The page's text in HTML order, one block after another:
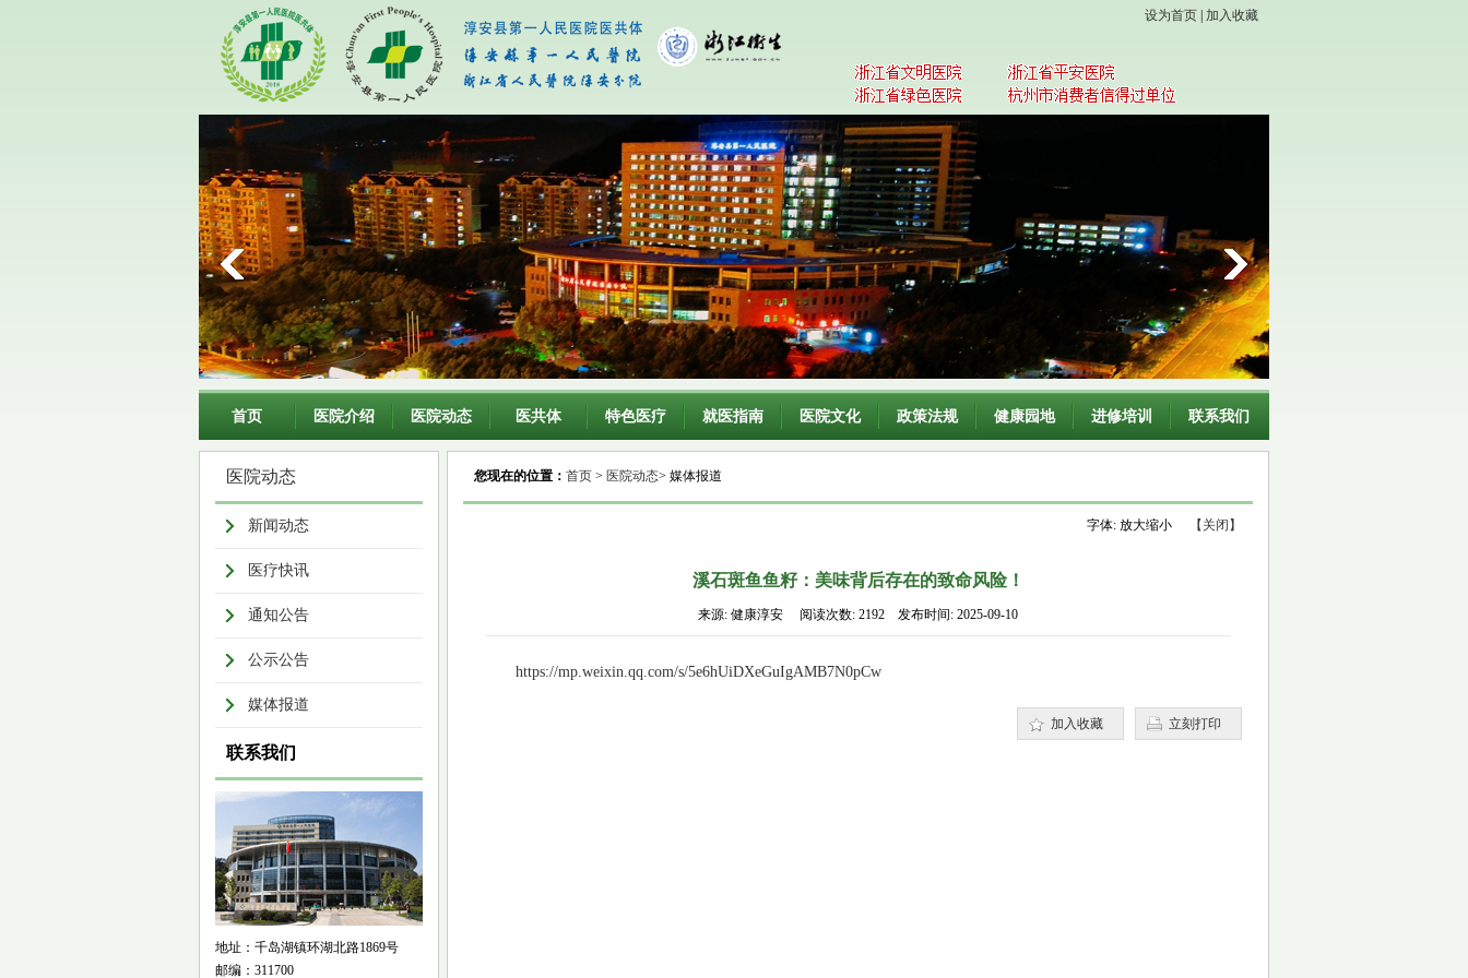
设为首页 加入收藏
首页 医院介绍 医院动态 医共体 特色医疗 就医指南 医院文化 政策法规 健康园地 进修培训 联系我们
医院动态
新闻动态
医疗快讯
通知公告
公示公告
媒体报道
联系我们
地址：千岛湖镇环湖北路1869号
邮编：311700
您现在的位置： 首页 > 医院动态> 媒体报道
【关闭】
字体: 放大缩小
溪石斑鱼鱼籽：美味背后存在的致命风险！
来源: 健康淳安 阅读次数: 2192 发布时间: 2025-09-10
https://mp.weixin.qq.com/s/5e6hUiDXeGuIgAMB7N0pCw
立刻打印
加入收藏